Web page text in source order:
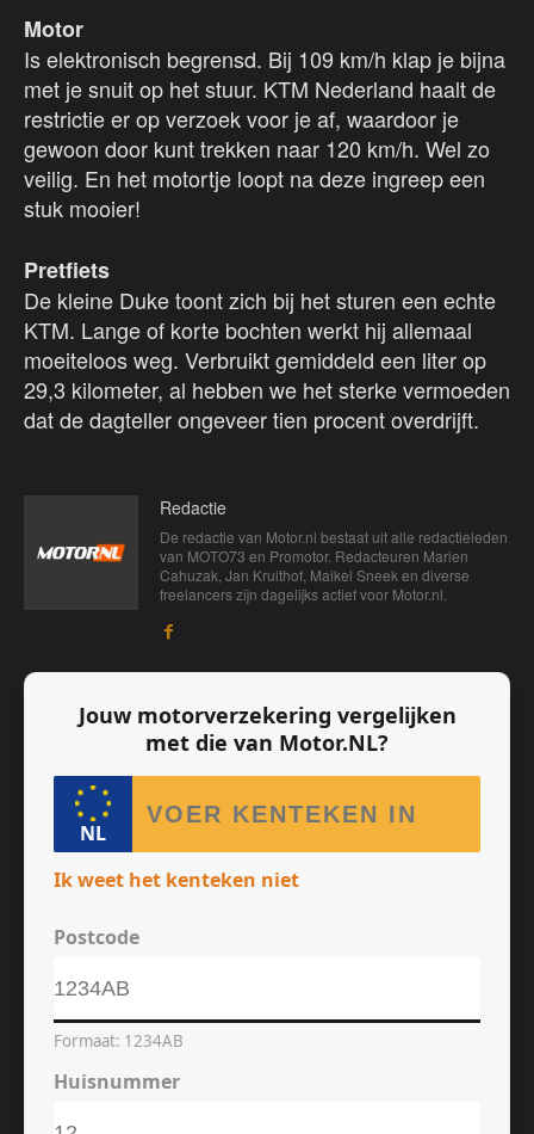
Motor
Is elektronisch begrensd. Bij 109 km/h klap je bijna
met je snuit op het stuur. KTM Nederland haalt de
restrictie er op verzoek voor je af, waardoor je
gewoon door kunt trekken naar 120 km/h. Wel zo
veilig. En het motortje loopt na deze ingreep een
stuk mooier!
Pretfiets
De kleine Duke toont zich bij het sturen een echte
KTM. Lange of korte bochten werkt hij allemaal
moeiteloos weg. Verbruikt gemiddeld een liter op
29,3 kilometer, al hebben we het sterke vermoeden
dat de dagteller ongeveer tien procent overdrijft.
Redactie
De redactie van Motor.nl bestaat uit alle redactieleden
van MOTO73 en Promotor. Redacteuren Marien
Cahuzak, Jan Kruithof, Maikel Sneek en diverse
freelancers zijn dagelijks actief voor Motor.nl.